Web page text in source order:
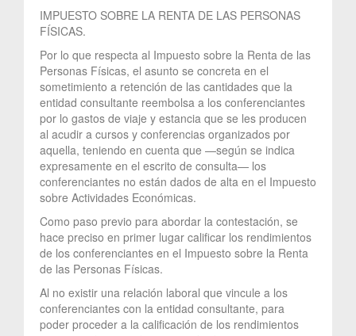
IMPUESTO SOBRE LA RENTA DE LAS PERSONAS
FÍSICAS.
Por lo que respecta al Impuesto sobre la Renta de las
Personas Físicas, el asunto se concreta en el
sometimiento a retención de las cantidades que la
entidad consultante reembolsa a los conferenciantes
por lo gastos de viaje y estancia que se les producen
al acudir a cursos y conferencias organizados por
aquella, teniendo en cuenta que —según se indica
expresamente en el escrito de consulta— los
conferenciantes no están dados de alta en el Impuesto
sobre Actividades Económicas.
Como paso previo para abordar la contestación, se
hace preciso en primer lugar calificar los rendimientos
de los conferenciantes en el Impuesto sobre la Renta
de las Personas Físicas.
Al no existir una relación laboral que vincule a los
conferenciantes con la entidad consultante, para
poder proceder a la calificación de los rendimientos